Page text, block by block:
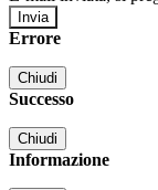
Errore
Chiudi
Successo
Chiudi
Informazione